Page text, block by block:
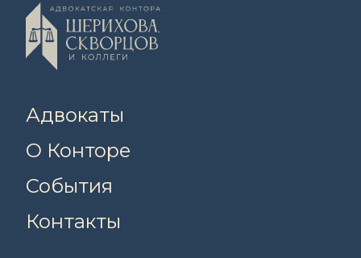
Адвокаты
О Конторе
События
Контакты